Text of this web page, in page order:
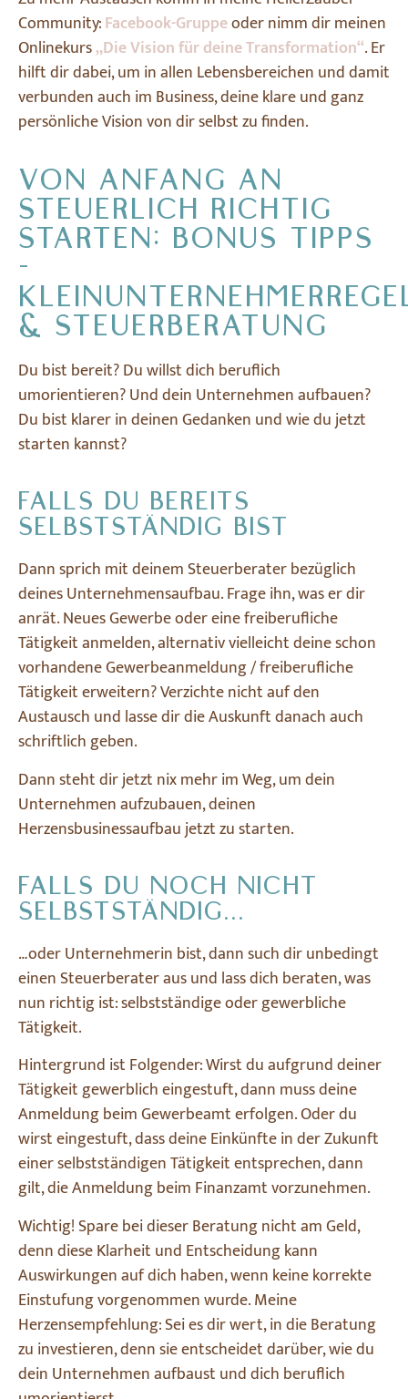
Community:Facebook-Gruppeoder nimm dir meinen
Onlinekurs„Die Vision für deine Transformation“. Er
hilft dir dabei, um in allen Lebensbereichen und damit
verbunden auch im Business, deine klare und ganz
persönliche Vision von dir selbst zu finden.
VON ANFANG AN
STEUERLICH RICHTIG
STARTEN: BONUS TIPPS
-
& STEUERBERATUNG
Du bist bereit? Du willst dich beruflich
umorientieren? Und dein Unternehmen aufbauen?
Du bist klarer in deinen Gedanken und wie du jetzt
starten kannst?
FALLS DU BEREITS
SELBSTSTÄNDIG BIST
Dann sprich mit deinem Steuerberater bezüglich
deines Unternehmensaufbau. Frage ihn, was er dir
anrät. Neues Gewerbe oder eine freiberufliche
Tätigkeit anmelden, alternativ vielleicht deine schon
vorhandene Gewerbeanmeldung / freiberufliche
Tätigkeit erweitern? Verzichte nicht auf den
Austausch und lasse dir die Auskunft danach auch
schriftlich geben.
Dann steht dir jetzt nix mehr im Weg, um dein
Unternehmen aufzubauen, deinen
Herzensbusinessaufbau jetzt zu starten.
FALLS DU NOCH NICHT
SELBSTSTÄNDIG…
…oder Unternehmerin bist, dann such dir unbedingt
einen Steuerberater aus und lass dich beraten, was
nun richtig ist: selbstständige oder gewerbliche
Tätigkeit.
Hintergrund ist Folgender: Wirst du aufgrund deiner
Tätigkeit gewerblich eingestuft, dann muss deine
Anmeldung beim Gewerbeamt erfolgen. Oder du
wirst eingestuft, dass deine Einkünfte in der Zukunft
einer selbstständigen Tätigkeit entsprechen, dann
gilt, die Anmeldung beim Finanzamt vorzunehmen.
Wichtig! Spare bei dieser Beratung nicht am Geld,
denn diese Klarheit und Entscheidung kann
Auswirkungen auf dich haben, wenn keine korrekte
Einstufung vorgenommen wurde. Meine
Herzensempfehlung: Sei es dir wert, in die Beratung
zu investieren, denn sie entscheidet darüber, wie du
dein Unternehmen aufbaust und dich beruflich